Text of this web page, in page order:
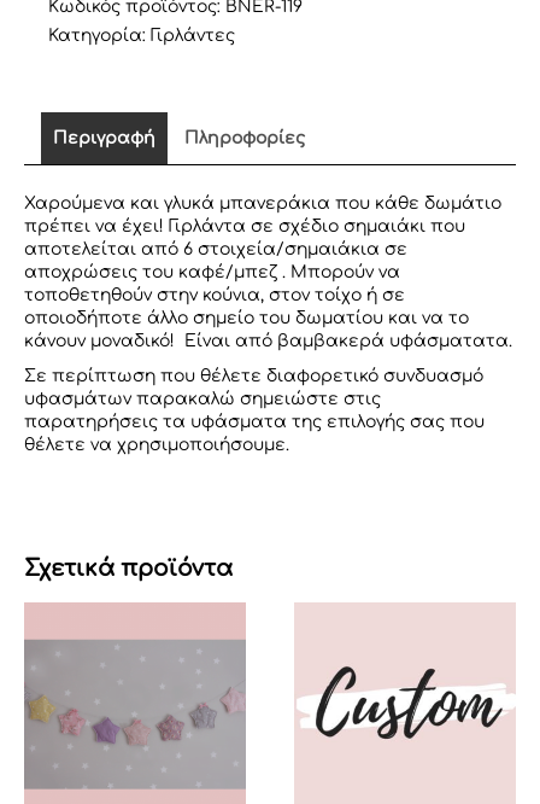
ΣΧΕΔΙΟ
ΣΗΜΑΙΑΚΙ
ΜΠΕΖ
ποσότητα
Κωδικός προϊόντος: BNER-119
Κατηγορία: Γιρλάντες
Περιγραφή Πληροφορίες
Χαρούμενα και γλυκά μπανεράκια που κάθε δωμάτιο
πρέπει να έχει! Γιρλάντα σε σχέδιο σημαιάκι που
αποτελείται από 6 στοιχεία/σημαιάκια σε
αποχρώσεις του καφέ/μπεζ . Μπορούν να
τοποθετηθούν στην κούνια, στον τοίχο ή σε
οποιοδήποτε άλλο σημείο του δωματίου και να το
κάνουν μοναδικό! Είναι από βαμβακερά υφάσματατα.
Σε περίπτωση που θέλετε διαφορετικό συνδυασμό
υφασμάτων παρακαλώ σημειώστε στις
παρατηρήσεις τα υφάσματα της επιλογής σας που
θέλετε να χρησιμοποιήσουμε.
Σχετικά προϊόντα